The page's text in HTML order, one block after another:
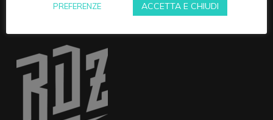
PREFERENZE ACCETTA E CHIUDI